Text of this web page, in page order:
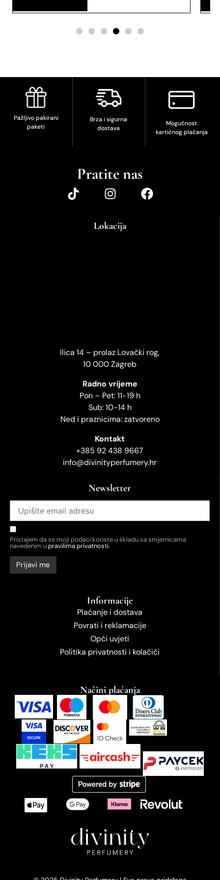
Pažljivo pakirani
paketi
Brza i sigurna
dostava
Mogućnost
kartičnog plaćanja
Pratite nas
Lokacija
Ilica 14 – prolaz Lovački rog,
10 000 Zagreb
Radno vrijeme
Pon – Pet: 11-19 h
Sub: 10-14 h
Ned i praznicima: zatvoreno
Kontakt
+385 92 438 9667
info@divinityperfumery.hr
Newsletter
Pristajem da se moji podaci koriste u skladu sa smjernicama
navedenim upravilima privatnosti.
Informacije
Plaćanje i dostava
Povrati i reklamacije
Opći uvjeti
Politika privatnosti i kolačići
Načini plaćanja